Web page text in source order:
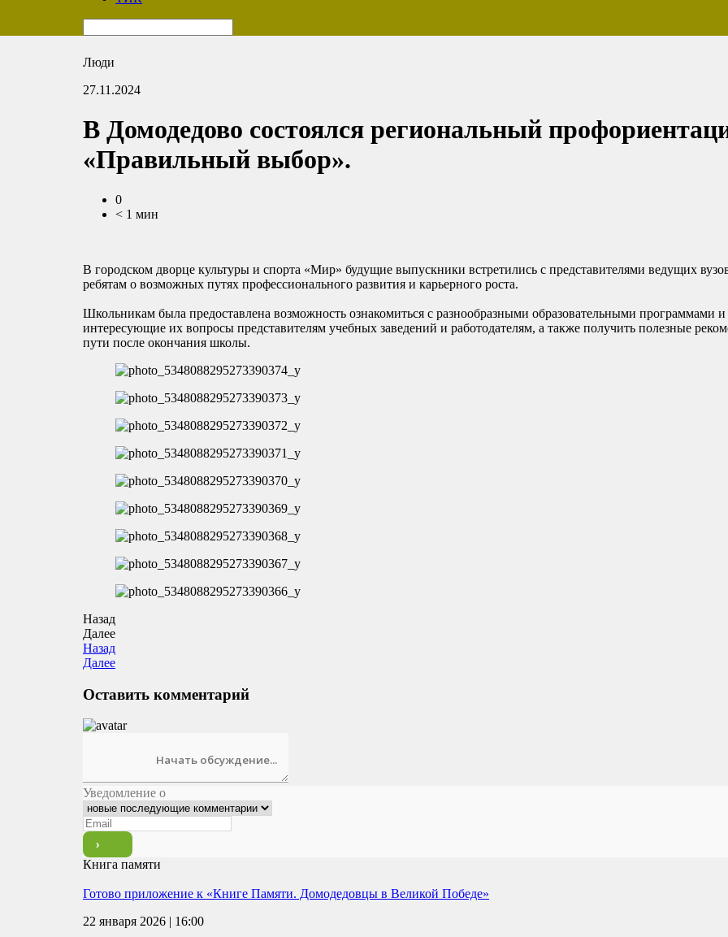
Люди
27.11.2024
В Домодедово состоялся региональный
«Правильный выбор».
0
< 1 мин
В городском дворце культуры и спорта «Мир» будущие выпускники встретились с представителями ведущих
ребятам о возможных путях профессионального развития и карьерного роста.
Школьникам была предоставлена возможность ознакомиться с разнообразными образовательными программами
интересующие их вопросы представителям учебных заведений и работодателям, а также получить полезные
пути после окончания школы.
Назад
Далее
Назад
Далее
Оставить комментарий
Уведомление о
Книга памяти
Готово приложение к «Книге Памяти. Домодедовцы в Великой Победе»
22 января 2026 | 16:00